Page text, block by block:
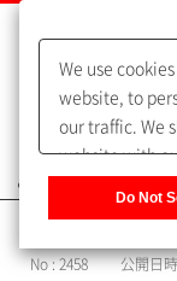
よくあるご
No : 2458 公開日
We use
website, to
our traffic. We
website with
of our sharing
Do Not